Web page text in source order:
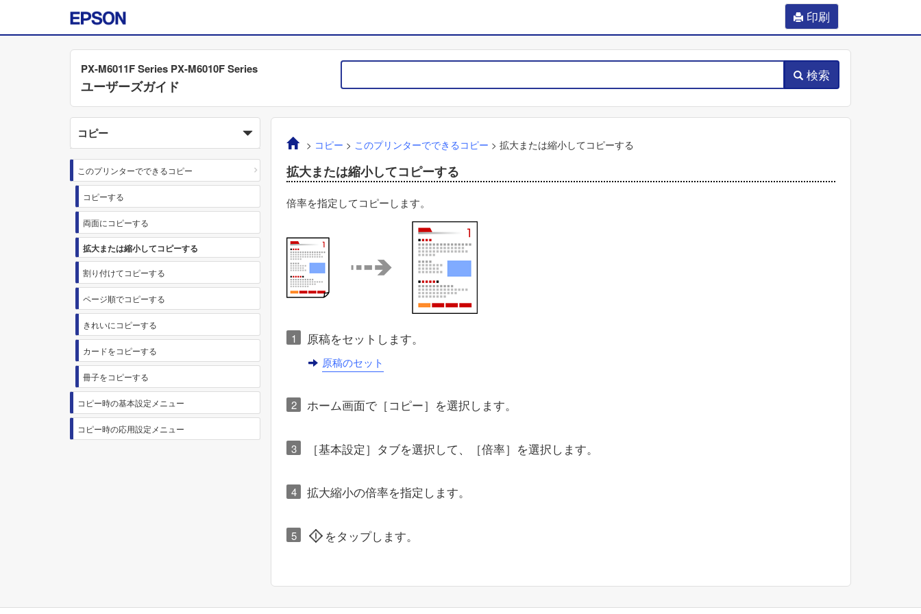
印刷
PX-M6011F Series PX-M6010F Series
ユーザーズガイド
検索
コピー
このプリンターでできるコピー
コピーする
両面にコピーする
拡大または縮小してコピーする
割り付けてコピーする
ページ順でコピーする
きれいにコピーする
カードをコピーする
冊子をコピーする
コピー時の基本設定メニュー
コピー時の応用設定メニュー
> コピー > このプリンターでできるコピー > 拡大または縮小してコピーする
拡大または縮小してコピーする
倍率を指定してコピーします。
原稿をセットします。
原稿のセット
ホーム画面で［コピー］を選択します。
［基本設定］タブを選択して、［倍率］を選択します。
拡大縮小の倍率を指定します。
をタップします。